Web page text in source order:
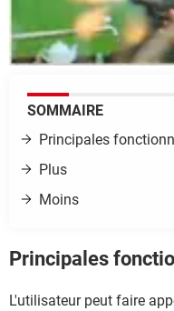
SOMMAIRE
Principales
Plus
Moins
Principales
L'utilisateur peut faire